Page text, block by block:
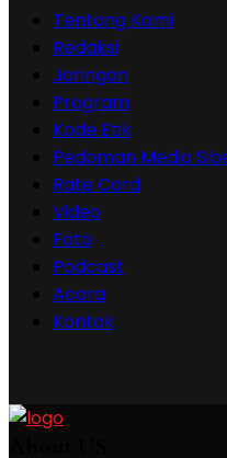
Tentang Kami
Redaksi
Jaringan
Program
Kode Etik
Pedoman Media
Rate Card
Video
Foto
Podcast
Acara
Kontak